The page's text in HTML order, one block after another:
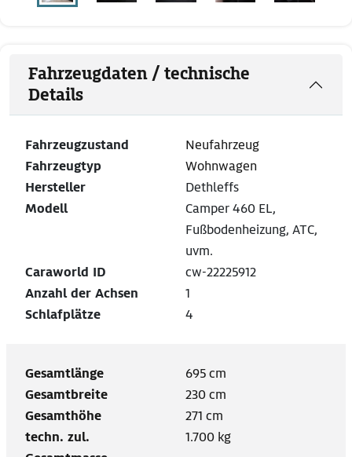
Fahrzeugdaten / technische
Details
Fahrzeugzustand
Neufahrzeug
Fahrzeugtyp
Wohnwagen
Hersteller
Dethleffs
Modell
Camper 460 EL,
Fußbodenheizung, ATC,
uvm.
Caraworld ID
cw-22225912
Anzahl der Achsen
1
Schlafplätze
4
Gesamtlänge
695 cm
Gesamtbreite
230 cm
Gesamthöhe
271 cm
techn. zul.
1.700 kg